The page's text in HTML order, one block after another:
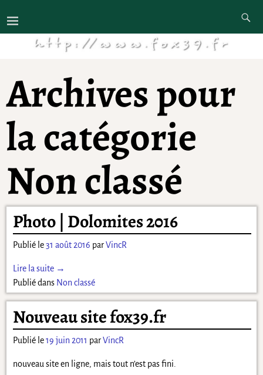
Archives pour
la catégorie
Non classé
Photo | Dolomites 2016
Publié le31 août 2016 parVincR
Lire la suite →
Publié dans Non classé
Nouveau site fox39.fr
Publié le19 juin 2011 parVincR
nouveau site en ligne, mais tout n’est pas fini.